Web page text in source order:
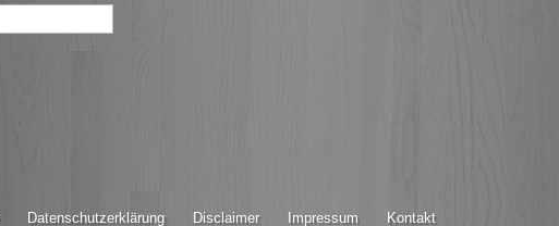
Datenschutzerklärung Disclaimer Impressum Kontakt